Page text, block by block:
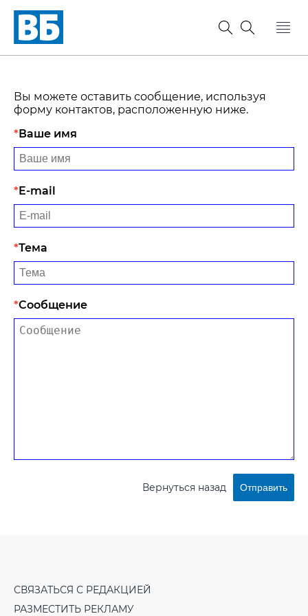
Вы можете оставить сообщение, используя
форму контактов, расположенную ниже.
Ваше имя
E-mail
Тема
Сообщение
Вернуться назад Отправить
СВЯЗАТЬСЯ С РЕДАКЦИЕЙ
РАЗМЕСТИТЬ РЕКЛАМУ